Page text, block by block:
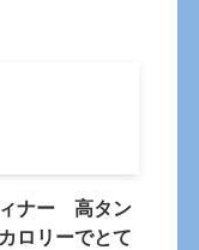
ナー 高タン
ロリーでとて